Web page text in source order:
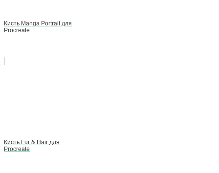
Кисть Manga Portrait для
Procreate
Кисть Fur & Hair для
Procreate